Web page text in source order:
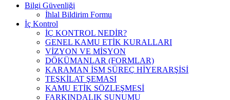
Bilgi Güvenliği
İhlal Bildirim Formu
İç Kontrol
İÇ KONTROL NEDİR?
GENEL KAMU ETİK KURALLARI
VİZYON VE MİSYON
DÖKÜMANLAR (FORMLAR)
KARAMAN İSM SÜREÇ HİYERARŞİSİ
TEŞKİLAT ŞEMASI
KAMU ETİK SÖZLEŞMESİ
FARKINDALIK SUNUMU